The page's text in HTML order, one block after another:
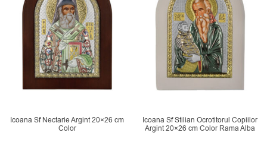
Icoana Sf Nectarie Argint 20×26 cm
Color
Icoana Sf Stilian Ocrotitorul Copiilor
Argint 20×26 cm Color Rama Alba